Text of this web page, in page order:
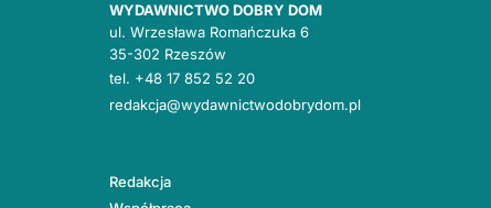
WYDAWNICTWO DOBRY DOM
ul. Wrzesława Romańczuka 6
35-302 Rzeszów
tel. +48 17 852 52 20
redakcja@wydawnictwodobrydom.pl
Redakcja